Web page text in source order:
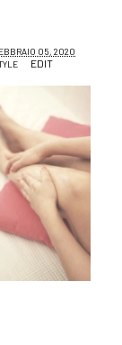
05, 2020
EDIT